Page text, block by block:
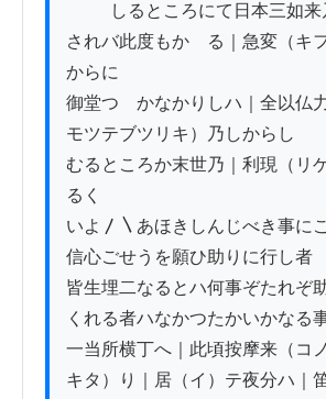
されバ此度もかゝる｜急変（キ
からに
御堂つゝかなかりしハ｜全以仏
モツテブツリキ）乃しからし
むるところか末世乃｜利現（リ
るく
いよ〳〵あほきしんじべき事に
信心ごせうを願ひ助りに行し者
皆生埋二なるとハ何事ぞたれぞ
くれる者ハなかつたかいかなる
一当所横丁へ｜此頃按摩来（コ
キタ）り｜居（イ）テ夜分ハ｜